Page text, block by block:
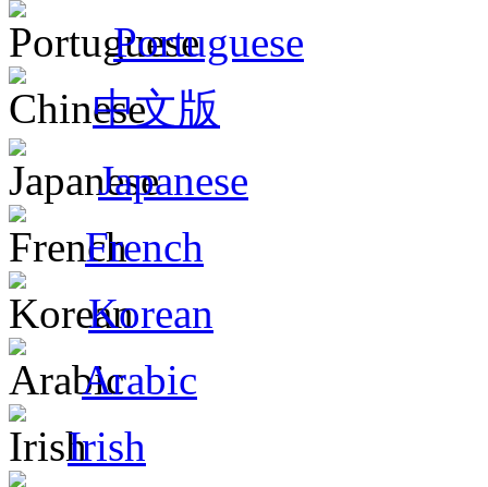
Portuguese
中文版
Japanese
French
Korean
Arabic
Irish